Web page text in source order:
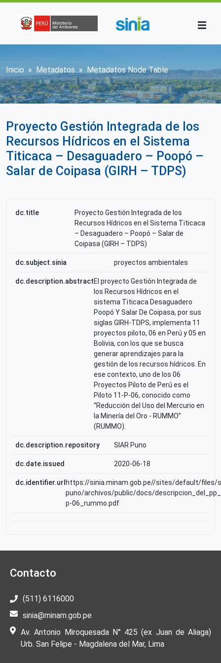
Sobrescribir enlaces de ayuda a la
Inicio Metadatos Metadatos Node Table
Proyecto Gestión Integrada de los
Recursos Hídricos en el Sistema
Titicaca – Desaguadero – Poopó –
Salar de Coipasa (GIRH – TDPS)
dc.title
Proyecto Gestión Integrada de los
Recursos Hídricos en el Sistema Titicaca
– Desaguadero – Poopó – Salar de
Coipasa (GIRH – TDPS)
dc.subject.sinia proyectos ambientales
dc.description.abstractEl proyecto Gestión Integrada de
los Recursos Hídricos en el
sistema Titicaca Desaguadero
Poopó Y Salar De Coipasa, por sus
siglas GIRH-TDPS, implementa 11
proyectos piloto, 06 en Perú y 05 en
Bolivia, con los que se busca
generar aprendizajes para la
gestión de los recursos hídricos. En
ese contexto, uno de los 06
Proyectos Piloto de Perú es el
Piloto 11-P-06, conocido como
“Reducción del Uso del Mercurio en
la Minería del Oro - RUMMO”
(RUMMO).
dc.description.repository SIAR Puno
dc.date.issued 2020-06-18
dc.identifier.url https://sinia.minam.gob.pe//sites/default/files/
puno/archivos/public/docs/
p-06_rummo.pdf
Contacto
(511) 6116000
sinia@minam.gob.pe
Av. Antonio Miroquesada N° 425 (ex Juan de Aliaga)
Urb. San Felipe - Magdalena del Mar, Lima